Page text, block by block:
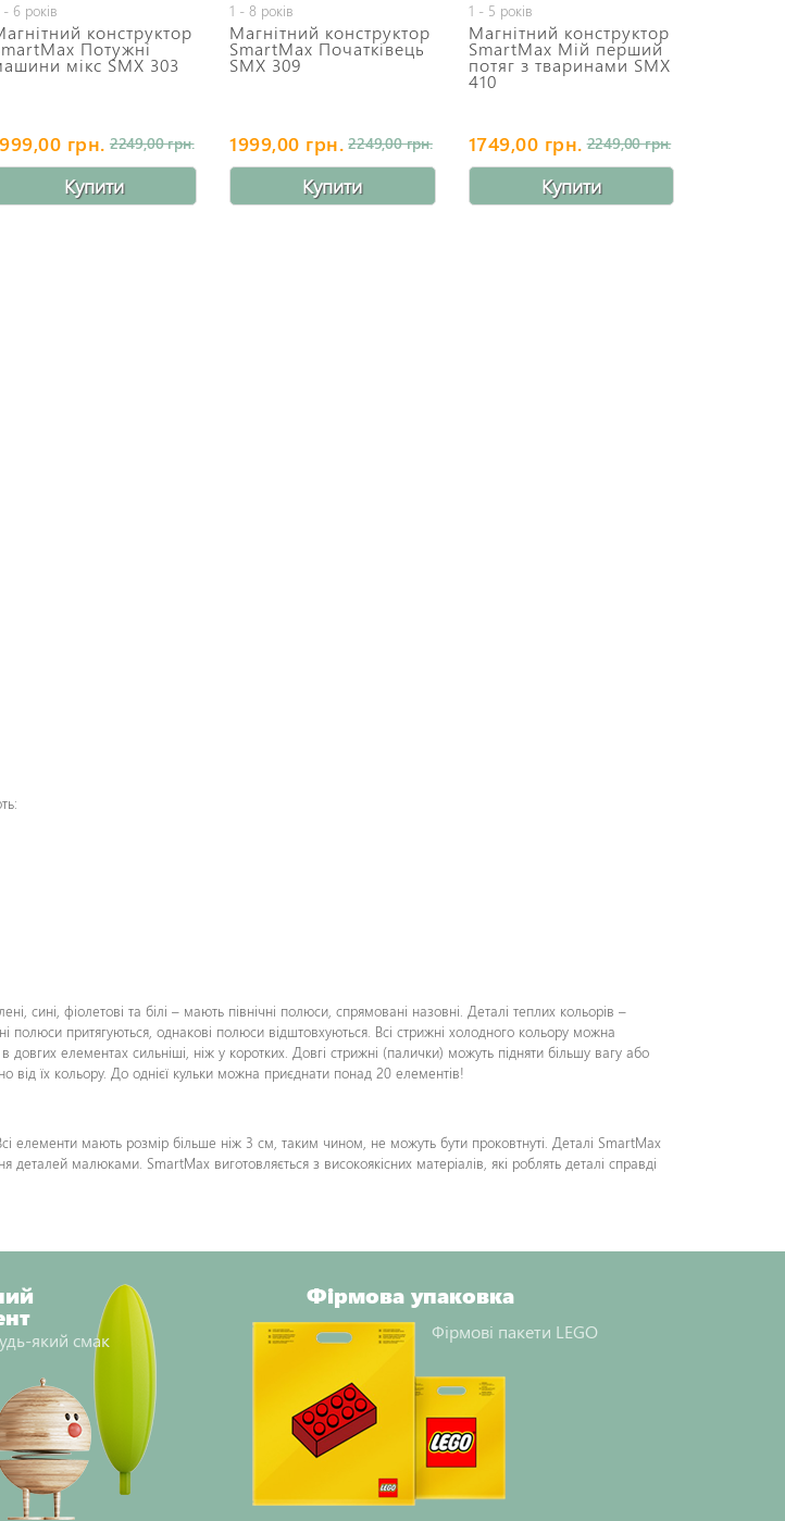
- 6 років
конструктор
Потужні
мікс SMX 303
грн. 2249,00 грн.
Купити
1 - 8 років
Магнітний конструктор
SmartMax Початківець
SMX 309
1999,00 грн. 2249,00 грн.
Купити
1 - 5 років
Магнітний конструктор
SmartMax Мій перший
потяг з тваринами SMX
410
1749,00 грн. 2249,00 грн.
Купити
сині, фіолетові та білі – мають північні полюси, спрямовані назовні. Деталі теплих кольорів –
полюси притягуються, однакові полюси відштовхуються. Всі стрижні холодного кольору можна
довгих елементах сильніші, ніж у коротких. Довгі стрижні (палички) можуть підняти більшу вагу або
їх кольору. До однієї кульки можна приєднати понад 20 елементів!
мають розмір більше ніж 3 см, таким чином, не можуть бути проковтнуті. Деталі SmartMax
малюками. SmartMax виготовляється з високоякісних матеріалів, які роблять деталі справді
який смак
Фірмова упаковка
Фірмові пакети LEGO